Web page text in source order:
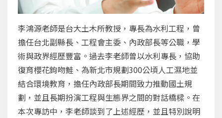
李鴻源老師是台大土木所教授，專長為水利工程，曾
擔任台北副縣長、工程會主委、內政部長等公職，學
術與政界經歷豐富。過去李老師曾以水利專長，協助
復育櫻花鉤吻鮭、為新北市規劃300公頃人工濕地並
結合環境教育，擔任內政部長期間致力推動國土規
劃，並且長期扮演工程與生態界之間的對話橋樑。在
本次專訪中，李老師談到了上述經歷，並且特別說明